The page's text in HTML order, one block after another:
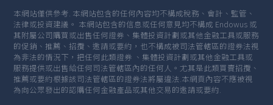
本網站僅供參考. 本網站包含的任何內容均不構成稅務、會計、監管、
法律或投資建議。 本網站包含的信息或任何意見均不構成 Endowus 或
其附屬公司購買或出售任何證券、集體投資計劃或其他金融工具或服務
的促銷、推薦、招攬、邀請或要約，也不構成被司法管轄區的證券法視
為非法的情況下，把任何此類證券 、集體投資計劃或其他金融工具或
服務提供或出售給任何司法管轄區內的任何人。尤其是此類買賣招攬、
推薦或要約根據該司法管轄區的證券法將屬違法.本網頁內容不應被視
為向公眾發出的認購任何金融產品或其他交易的邀請或要約.